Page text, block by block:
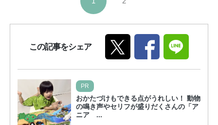
この記事をシェア
PR
おかたづけもできる点がうれしい！ 動物
の鳴き声やセリフが盛りだくさんの「ア
ニア ...